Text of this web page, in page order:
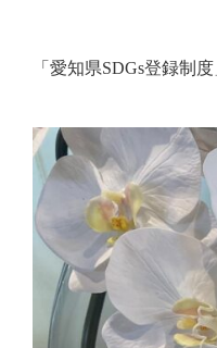
「愛知県SDGs登録制